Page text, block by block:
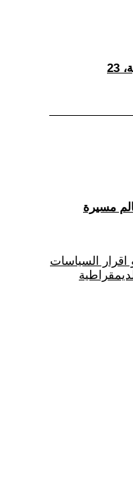
معالم مسيرة
اقرار السياسات